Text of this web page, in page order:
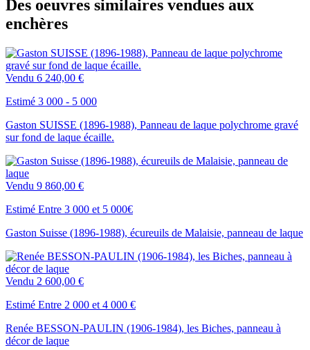
Des oeuvres similaires vendues aux
enchères
Vendu 6 240,00 €
Estimé 3 000 - 5 000
Gaston SUISSE (1896-1988), Panneau de laque polychrome gravé
sur fond de laque écaille.
Vendu 9 860,00 €
Estimé Entre 3 000 et 5 000€
Gaston Suisse (1896-1988), écureuils de Malaisie, panneau de laque
Vendu 2 600,00 €
Estimé Entre 2 000 et 4 000 €
Renée BESSON-PAULIN (1906-1984), les Biches, panneau à
décor de laque